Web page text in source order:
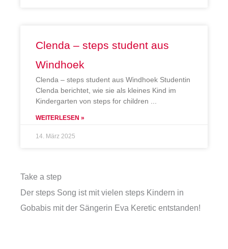
Clenda – steps student aus
Windhoek
Clenda – steps student aus Windhoek Studentin
Clenda berichtet, wie sie als kleines Kind im
Kindergarten von steps for children
WEITERLESEN »
14. März 2025
Take a step
Der steps Song ist mit vielen steps Kindern in
Gobabis mit der Sängerin Eva Keretic entstanden!